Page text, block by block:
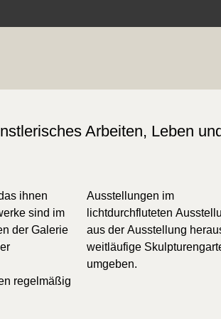
Arbeiten, Leben
ihnen
sind im
regelmäßig
im
Tritt man
umgeben.